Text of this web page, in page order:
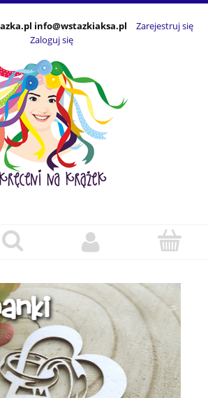
info@wstazkiaksa.pl
Zarejestruj się
Zaloguj się